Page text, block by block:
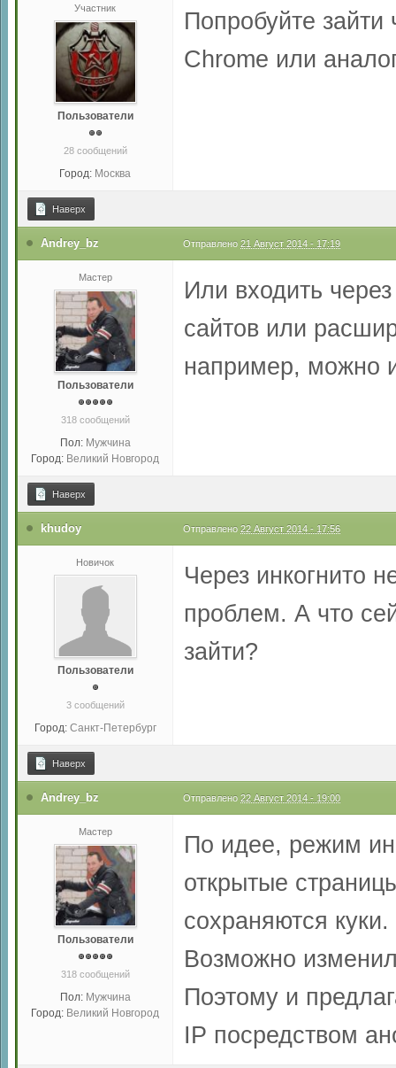
Участник
Пользователи
28 сообщений
Город: Москва
Попробуйте зайти
Chrome или
Наверх
Andrey_bz Отправлено 21 Август 2014 - 17:19
Мастер
Пользователи
318 сообщений
Пол: Мужчина
Город: Великий Новгород
Или входить
сайтов или
например, можно
Наверх
khudoy Отправлено 22 Август 2014 - 17:56
Новичок
Пользователи
3 сообщений
Город: Санкт-Петербург
Через инкогнито
проблем. А что
зайти?
Наверх
Andrey_bz Отправлено 22 Август 2014 - 19:00
Мастер
Пользователи
318 сообщений
Пол: Мужчина
Город: Великий Новгород
По идее, режим
открытые
сохраняются куки.
Возможно
Поэтому и
IP посредством